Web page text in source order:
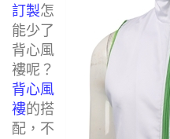
訂製怎
能少了
背心風
褸呢？
背心風
褸的搭
配，不